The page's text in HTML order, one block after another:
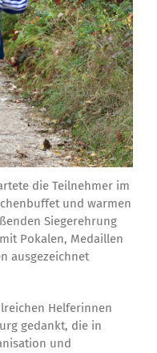
die Teilnehmer im
und warmen
Siegerehrung
Pokalen, Medaillen
ausgezeichnet
Helferinnen
gedankt, die in
und